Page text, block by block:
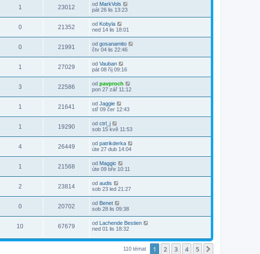
1 23012 od MarkVols
pát 26 lis 13:23
0 21352 od Kobyla
ned 14 lis 18:01
0 21991 od gosanamito
čtv 04 lis 22:46
1 27029 od Vauban
pát 08 říj 09:16
3 22586 od pavproch
pon 27 zář 11:12
1 21641 od Jaggie
stř 09 čer 12:43
1 19290 od ctrl_j
sob 15 kvě 11:53
4 26449 od patrikderka
úte 27 dub 14:04
1 21568 od Maggic
úte 09 bře 10:11
2 23814 od audis
sob 23 led 21:27
0 20702 od Benet
sob 28 lis 09:38
10 67679 od Lachende Bestien
ned 01 lis 18:32
110 témat 1 2 3 4 5